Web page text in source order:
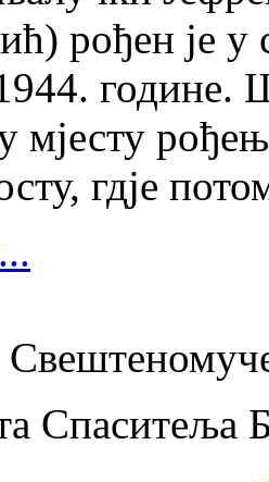
рођен је у
године.
мјесту
гдје
Спаситеља